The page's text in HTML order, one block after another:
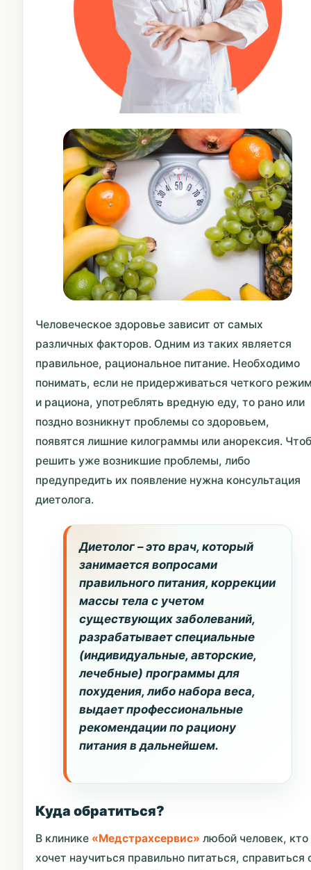
Человеческое здоровье зависит от самых
различных факторов. Одним из таких является
правильное, рациональное питание. Необходимо
понимать, если не придерживаться четкого
и рациона, употреблять вредную еду, то рано или
поздно возникнут проблемы со здоровьем,
появятся лишние килограммы или анорексия.
решить уже возникшие проблемы, либо
предупредить их появление нужна консультация
диетолога.
Диетолог – это врач, который
занимается вопросами
правильного питания, коррекции
массы тела с учетом
существующих заболеваний,
разрабатывает специальные
(индивидуальные, авторские,
лечебные) программы для
похудения, либо набора веса,
выдает профессиональные
рекомендации по рациону
питания в дальнейшем.
Куда обратиться?
В клинике «Медстрахсервис» любой человек, кто
хочет научиться правильно питаться, справиться